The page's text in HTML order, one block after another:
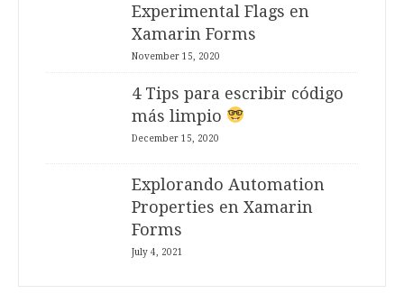
Experimental Flags en
Xamarin Forms
November 15, 2020
4 Tips para escribir código
más limpio
December 15, 2020
Explorando Automation
Properties en Xamarin
Forms
July 4, 2021